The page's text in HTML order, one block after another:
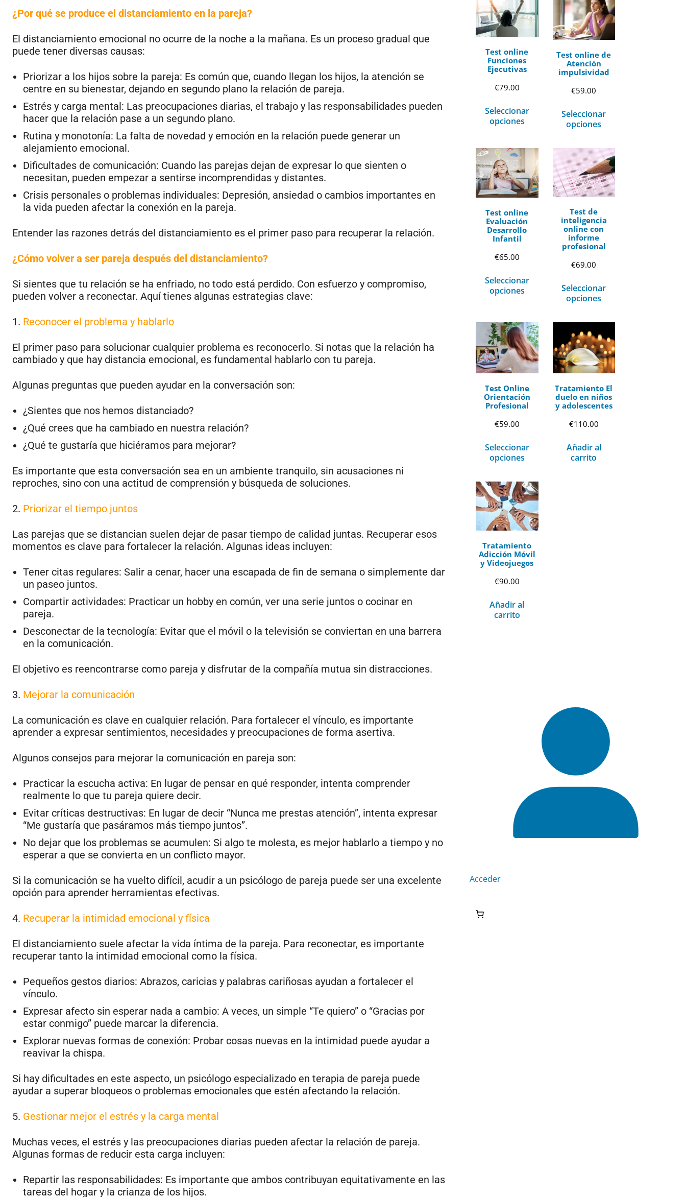
¿Por qué se produce el distanciamiento en la pareja?
El distanciamiento emocional no ocurre de la noche a la mañana. Es un proceso gradual que
puede tener diversas causas:
Priorizar a los hijos sobre la pareja: Es común que, cuando llegan los hijos, la atención se
centre en su bienestar, dejando en segundo plano la relación de pareja.
Estrés y carga mental: Las preocupaciones diarias, el trabajo y las responsabilidades pueden
hacer que la relación pase a un segundo plano.
Rutina y monotonía: La falta de novedad y emoción en la relación puede generar un
alejamiento emocional.
Dificultades de comunicación: Cuando las parejas dejan de expresar lo que sienten o
necesitan, pueden empezar a sentirse incomprendidas y distantes.
Crisis personales o problemas individuales: Depresión, ansiedad o cambios importantes en
la vida pueden afectar la conexión en la pareja.
Entender las razones detrás del distanciamiento es el primer paso para recuperar la relación.
¿Cómo volver a ser pareja después del distanciamiento?
Si sientes que tu relación se ha enfriado, no todo está perdido. Con esfuerzo y compromiso,
pueden volver a reconectar. Aquí tienes algunas estrategias clave:
1. Reconocer el problema y hablarlo
El primer paso para solucionar cualquier problema es reconocerlo. Si notas que la relación ha
cambiado y que hay distancia emocional, es fundamental hablarlo con tu pareja.
Algunas preguntas que pueden ayudar en la conversación son:
¿Sientes que nos hemos distanciado?
¿Qué crees que ha cambiado en nuestra relación?
¿Qué te gustaría que hiciéramos para mejorar?
Es importante que esta conversación sea en un ambiente tranquilo, sin acusaciones ni
reproches, sino con una actitud de comprensión y búsqueda de soluciones.
2. Priorizar el tiempo juntos
Las parejas que se distancian suelen dejar de pasar tiempo de calidad juntas. Recuperar esos
momentos es clave para fortalecer la relación. Algunas ideas incluyen:
Tener citas regulares: Salir a cenar, hacer una escapada de fin de semana o simplemente dar
un paseo juntos.
Compartir actividades: Practicar un hobby en común, ver una serie juntos o cocinar en
pareja.
Desconectar de la tecnología: Evitar que el móvil o la televisión se conviertan en una barrera
en la comunicación.
El objetivo es reencontrarse como pareja y disfrutar de la compañía mutua sin distracciones.
3. Mejorar la comunicación
La comunicación es clave en cualquier relación. Para fortalecer el vínculo, es importante
aprender a expresar sentimientos, necesidades y preocupaciones de forma asertiva.
Algunos consejos para mejorar la comunicación en pareja son:
Practicar la escucha activa: En lugar de pensar en qué responder, intenta comprender
realmente lo que tu pareja quiere decir.
Evitar críticas destructivas: En lugar de decir “Nunca me prestas atención”, intenta expresar
“Me gustaría que pasáramos más tiempo juntos”.
No dejar que los problemas se acumulen: Si algo te molesta, es mejor hablarlo a tiempo y no
esperar a que se convierta en un conflicto mayor.
Si la comunicación se ha vuelto difícil, acudir a un psicólogo de pareja puede ser una excelente
opción para aprender herramientas efectivas.
4. Recuperar la intimidad emocional y física
El distanciamiento suele afectar la vida íntima de la pareja. Para reconectar, es importante
recuperar tanto la intimidad emocional como la física.
Pequeños gestos diarios: Abrazos, caricias y palabras cariñosas ayudan a fortalecer el
vínculo.
Expresar afecto sin esperar nada a cambio: A veces, un simple “Te quiero” o “Gracias por
estar conmigo” puede marcar la diferencia.
Explorar nuevas formas de conexión: Probar cosas nuevas en la intimidad puede ayudar a
reavivar la chispa.
Si hay dificultades en este aspecto, un psicólogo especializado en terapia de pareja puede
ayudar a superar bloqueos o problemas emocionales que estén afectando la relación.
5. Gestionar mejor el estrés y la carga mental
Muchas veces, el estrés y las preocupaciones diarias pueden afectar la relación de pareja.
Algunas formas de reducir esta carga incluyen:
Repartir las responsabilidades: Es importante que ambos contribuyan equitativamente en las
tareas del hogar y la crianza de los hijos.
hasta
€99.00
Test online
Funciones
Ejecutivas
€79.00
Seleccionar
opciones
Test online de
Atención
impulsividad
€59.00
Seleccionar
opciones
Test online
Evaluación
Desarrollo
Infantil
€65.00
Seleccionar
opciones
Test de
inteligencia
online con
informe
profesional
€69.00
Seleccionar
opciones
Test Online
Orientación
Profesional
€59.00
Seleccionar
opciones
Tratamiento El
duelo en niños
y adolescentes
€110.00
Añadir al
carrito
Tratamiento
Adicción Móvil
y Videojuegos
€90.00
Añadir al
carrito
Acceder